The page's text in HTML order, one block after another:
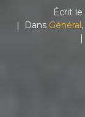
Écrit le
Dans Général,